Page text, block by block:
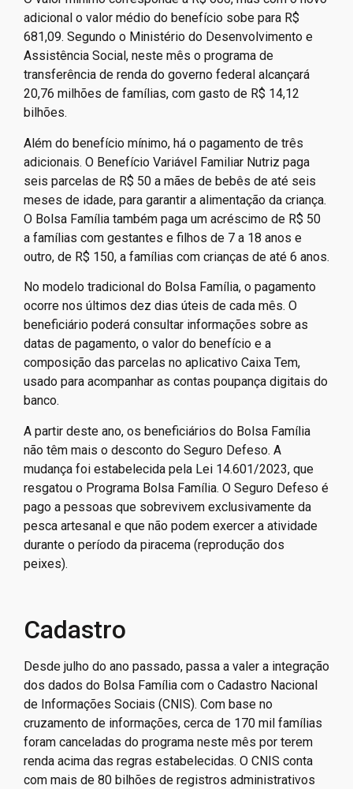
adicional o valor médio do benefício sobe para R$
681,09. Segundo o Ministério do Desenvolvimento e
Assistência Social, neste mês o programa de
transferência de renda do governo federal alcançará
20,76 milhões de famílias, com gasto de R$ 14,12
bilhões.
Além do benefício mínimo, há o pagamento de três
adicionais. O Benefício Variável Familiar Nutriz paga
seis parcelas de R$ 50 a mães de bebês de até seis
meses de idade, para garantir a alimentação da criança.
O Bolsa Família também paga um acréscimo de R$ 50
a famílias com gestantes e filhos de 7 a 18 anos e
outro, de R$ 150, a famílias com crianças de até 6 anos.
No modelo tradicional do Bolsa Família, o pagamento
ocorre nos últimos dez dias úteis de cada mês. O
beneficiário poderá consultar informações sobre as
datas de pagamento, o valor do benefício e a
composição das parcelas no aplicativo Caixa Tem,
usado para acompanhar as contas poupança digitais do
banco.
A partir deste ano, os beneficiários do Bolsa Família
não têm mais o desconto do Seguro Defeso. A
mudança foi estabelecida pela Lei 14.601/2023, que
resgatou o Programa Bolsa Família. O Seguro Defeso é
pago a pessoas que sobrevivem exclusivamente da
pesca artesanal e que não podem exercer a atividade
durante o período da piracema (reprodução dos
peixes).
Cadastro
Desde julho do ano passado, passa a valer a integração
dos dados do Bolsa Família com o Cadastro Nacional
de Informações Sociais (CNIS). Com base no
cruzamento de informações, cerca de 170 mil famílias
foram canceladas do programa neste mês por terem
renda acima das regras estabelecidas. O CNIS conta
com mais de 80 bilhões de registros administrativos